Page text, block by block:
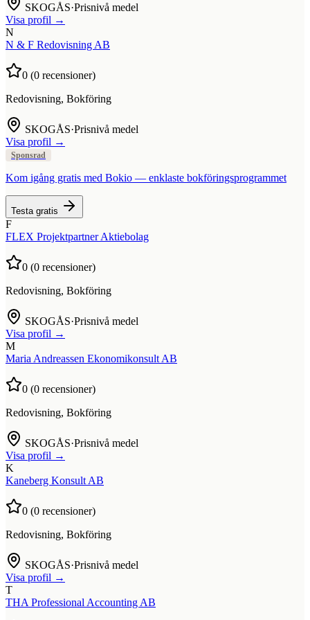
SKOGÅS·Prisnivå medel
Visa profil →
N
N & F Redovisning AB
0 (0 recensioner)
Redovisning, Bokföring
SKOGÅS·Prisnivå medel
Visa profil →
Sponsrad
Kom igång gratis med Bokio — enklaste bokföringsprogrammet
Testa gratis
F
FLEX Projektpartner Aktiebolag
0 (0 recensioner)
Redovisning, Bokföring
SKOGÅS·Prisnivå medel
Visa profil →
M
Maria Andreassen Ekonomikonsult AB
0 (0 recensioner)
Redovisning, Bokföring
SKOGÅS·Prisnivå medel
Visa profil →
K
Kaneberg Konsult AB
0 (0 recensioner)
Redovisning, Bokföring
SKOGÅS·Prisnivå medel
Visa profil →
T
THA Professional Accounting AB